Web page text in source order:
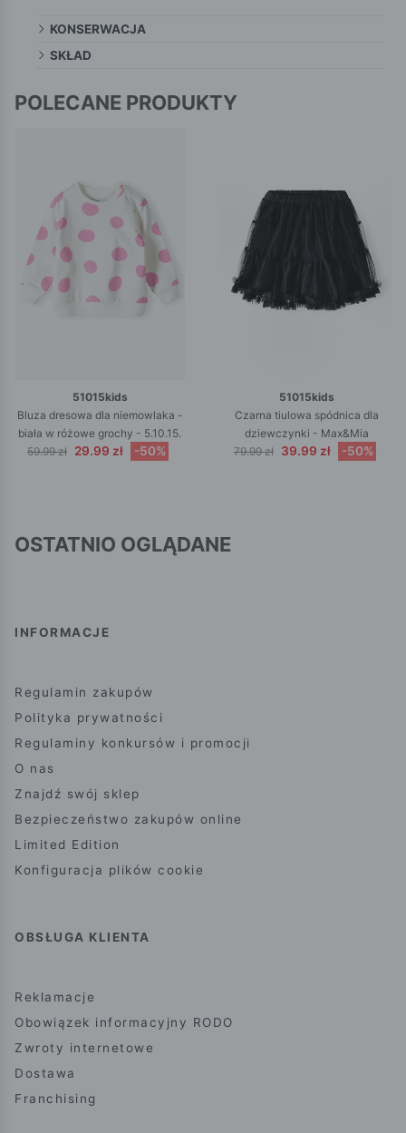
KONSERWACJA
SKŁAD
POLECANE PRODUKTY
51015kids
Bluza dresowa dla niemowlaka -
biała w różowe grochy - 5.10.15.
59.99 zł 29.99 zł -50%
51015kids
Czarna tiulowa spódnica dla
dziewczynki - Max&Mia
79.99 zł
39.99 zł -50%
OSTATNIO OGLĄDANE
INFORMACJE
Regulamin zakupów
Polityka prywatności
Regulaminy konkursów i promocji
O nas
Znajdź swój sklep
Bezpieczeństwo zakupów online
Limited Edition
Konfiguracja plików cookie
OBSŁUGA KLIENTA
Reklamacje
Obowiązek informacyjny RODO
Zwroty internetowe
Dostawa
Franchising